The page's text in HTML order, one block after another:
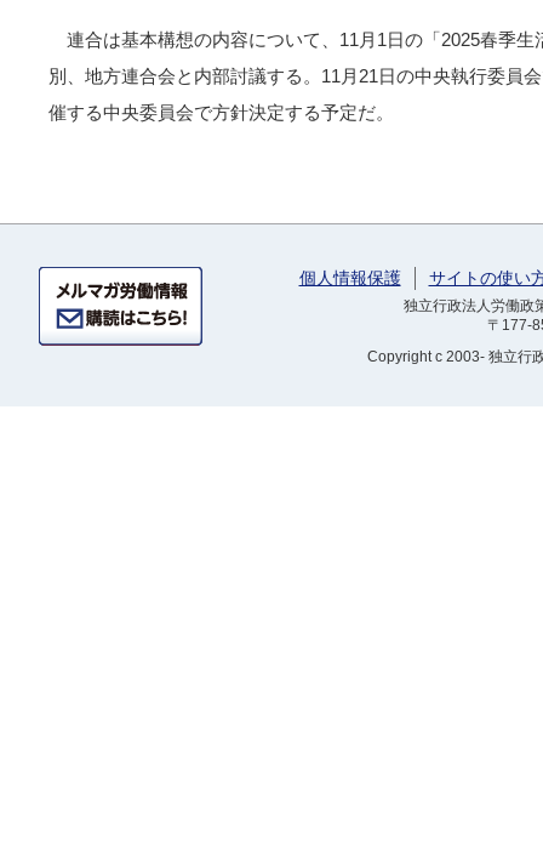
連合は基本構想の内容について、11月1日の「2025春季
別、地方連合会と内部討議する。11月21日の中央執行委員
催する中央委員会で方針決定する予定だ。
個人情報保護 サイトの使い
独立行政法人労働
〒177-
Copyright c 2003- 独立行